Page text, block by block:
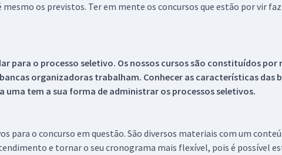
os previstos. Ter em mente os concursos que estão por vir
para o processo seletivo. Os nossos cursos são constituídos
organizadoras trabalham. Conhecer as características das
tem a sua forma de administrar os processos seletivos.
para o concurso em questão. São diversos materiais com um
e tornar o seu cronograma mais flexível, pois é possível